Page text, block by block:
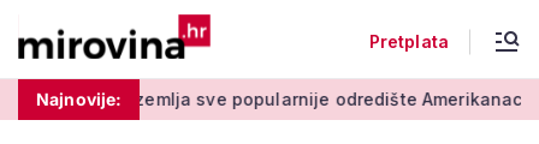
Pretplata
Najnovije:
sve popularnije odredište Amerikanaca u mirovini: